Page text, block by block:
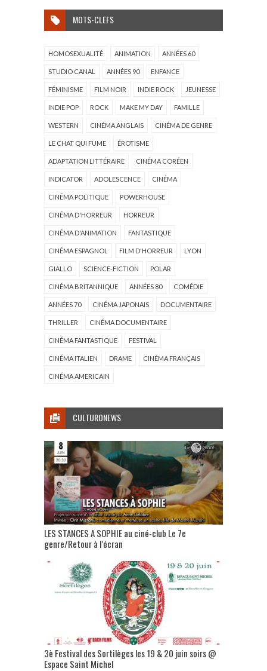
MOTS-CLEFS
HOMOSEXUALITÉ ANIMATION ANNÉES 60
STUDIO CANAL ANNÉES 90 ENFANCE
FÉMINISME FILM NOIR INDIE ROCK JEUNESSE
INDIE POP ROCK MAKE MY DAY FAMILLE
WESTERN CINÉMA ANGLAIS CINÉMA DE GENRE
LE CHAT QUI FUME ÉROTISME
ADAPTATION LITTÉRAIRE CINÉMA CORÉEN
INDICATOR ADOLESCENCE CINÉMA
CINÉMA POLITIQUE POWERHOUSE
CINÉMA D'HORREUR HORREUR
CINÉMA D'ANIMATION FANTASTIQUE
CINÉMA ESPAGNOL FILM D'HORREUR LYON
GIALLO SCIENCE-FICTION POLAR
CINÉMA BRITANNIQUE ANNÉES 80 COMÉDIE
ANNÉES 70 CINÉMA JAPONAIS DOCUMENTAIRE
THRILLER CINÉMA DOCUMENTAIRE
CINÉMA FANTASTIQUE FESTIVAL
CINÉMA ITALIEN DRAME CINÉMA FRANÇAIS
CINÉMA AMERICAIN
CULTURONEWS
LES STANCES A SOPHIE au ciné-club Le 7e
genre/Retour à l’écran
3è Festival des Sortilèges les 19 & 20 juin soirs @
Espace Saint Michel